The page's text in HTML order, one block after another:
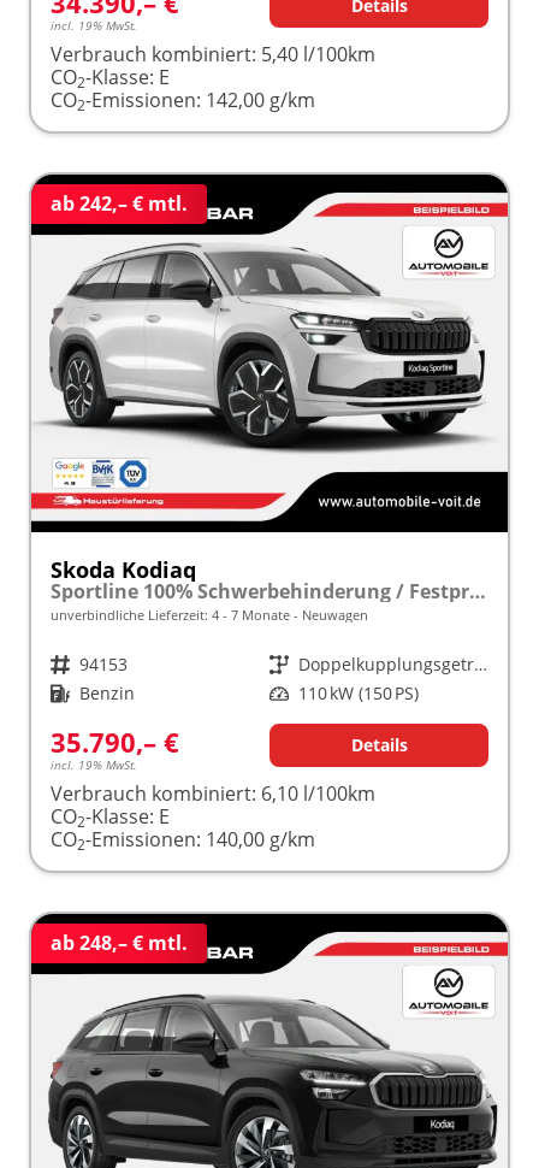
incl. 19% MwSt.
Details
Verbrauch kombiniert: 5,40 l/100km
CO2-Klasse: E
CO2-Emissionen: 142,00 g/km
ab 242,– € mtl.
Skoda Kodiaq
Sportline 100% Schwerbehinderung / Festpreisgarantie* Modelljahr 1.5 TSI Mild-Hybrid 150PS DSG "Sonderangebot bei Schwerbehinderung" frei konfigurierbar!
unverbindliche Lieferzeit: 4 - 7 Monate Neuwagen
Fahrzeugnr. 94153 Getriebe
Doppelkupplungsgetriebe (DSG)
Kraftstoff Benzin Leistung 110 kW (150 PS)
35.790,– €
incl. 19% MwSt.
Details
Verbrauch kombiniert: 6,10 l/100km
CO2-Klasse: E
CO2-Emissionen: 140,00 g/km
ab 248,– € mtl.